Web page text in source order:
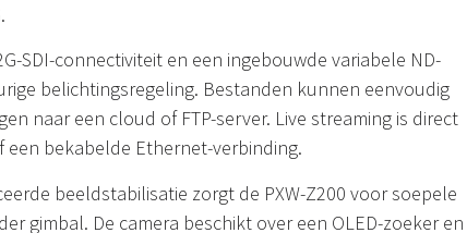
SDI-connectiviteit en een ingebouwde variabele ND-
belichtingsregeling. Bestanden kunnen eenvoudig
naar een cloud of FTP-server. Live streaming is direct
een bekabelde Ethernet-verbinding.
beeldstabilisatie zorgt de PXW-Z200 voor soepele
gimbal. De camera beschikt over een OLED-zoeker en